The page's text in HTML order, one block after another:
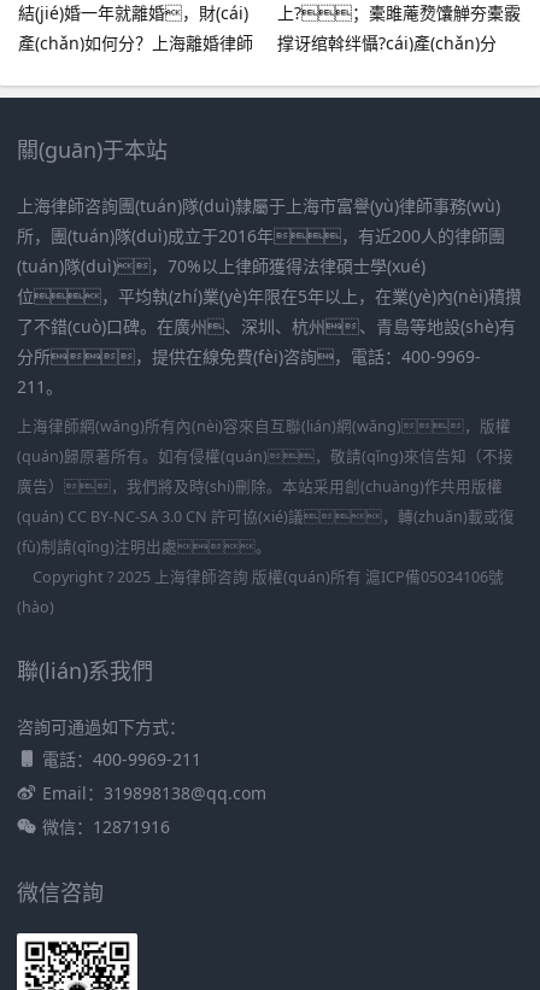
結(jié)婚一年就離婚，財(cái)
產(chǎn)如何分？上海離婚律師
上?；橐雎蓭熃馕觯夯橐霰
撑讶绾斡绊懾?cái)產(chǎn)分
關(guān)于本站
上海律師咨詢團(tuán)隊(duì)隸屬于上海市富譽(yù)律師事務(wù)
所，團(tuán)隊(duì)成立于2016年，有近200人的律師團
(tuán)隊(duì)，70%以上律師獲得法律碩士學(xué)
位，平均執(zhí)業(yè)年限在5年以上，在業(yè)內(nèi)積攢
了不錯(cuò)口碑。在廣州、深圳、杭州、青島等地設(shè)有
分所，提供在線免費(fèi)咨詢，電話：400-9969-
211。
上海律師網(wǎng)所有內(nèi)容來自互聯(lián)網(wǎng)，版權
(quán)歸原著所有。如有侵權(quán)，敬請(qǐng)來信告知（不接
廣告），我們將及時(shí)刪除。本站采用創(chuàng)作共用版權
(quán) CC BY-NC-SA 3.0 CN 許可協(xié)議，轉(zhuǎn)載或復
(fù)制請(qǐng)注明出處。
Copyright ? 2025 上海律師咨詢 版權(quán)所有 滬ICP備05034106號
(hào)
聯(lián)系我們
咨詢可通過如下方式：
電話：400-9969-211
Email：319898138@qq.com
微信：12871916
微信咨詢